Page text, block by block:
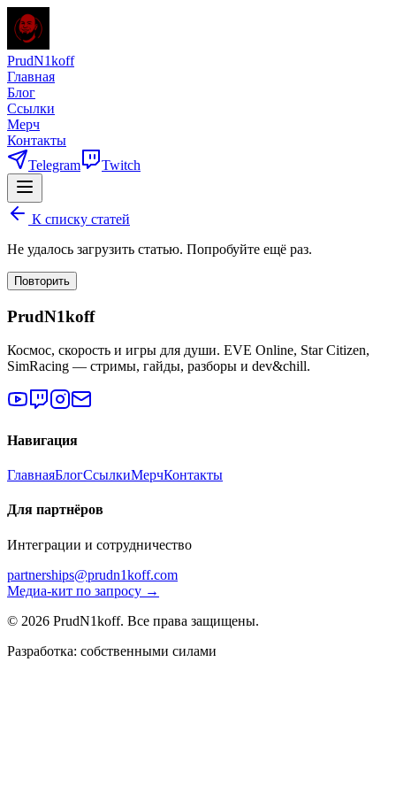
PrudN1koff
Главная
Блог
Ссылки
Мерч
Контакты
Telegram
Twitch
К списку статей
Не удалось загрузить статью. Попробуйте ещё раз.
Повторить
PrudN1koff
Космос, скорость и игры для души. EVE Online, Star Citizen,
SimRacing — стримы, гайды, разборы и dev&chill.
Навигация
ГлавнаяБлогСсылкиМерчКонтакты
Для партнёров
Интеграции и сотрудничество
partnerships@prudn1koff.com
Медиа-кит по запросу →
© 2026 PrudN1koff. Все права защищены.
Разработка: собственными силами